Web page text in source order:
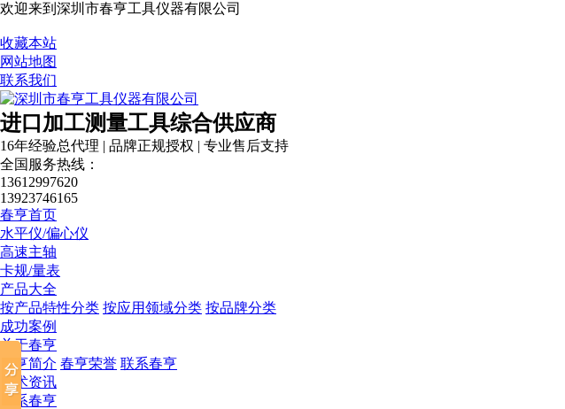
欢迎来到深圳市春亨工具仪器有限公司
收藏本站
网站地图
联系我们
进口加工测量工具综合供应商
16年经验总代理 | 品牌正规授权 | 专业售后支持
全国服务热线：
13612997620
13923746165
春亨首页
水平仪/偏心仪
高速主轴
卡规/量表
产品大全
按产品特性分类 按应用领域分类 按品牌分类
成功案例
关于春亨
春亨简介 春亨荣誉 联系春亨
技术资讯
联系春亨